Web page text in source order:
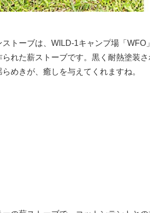
トーブは、WILD-1キャンプ場「WFO
れた薪ストーブです。黒く耐熱塗装
めきが、癒しを与えてくれますね。